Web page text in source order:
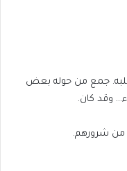
جمع من حوله بعض
وقد كان.
من شرورهم.